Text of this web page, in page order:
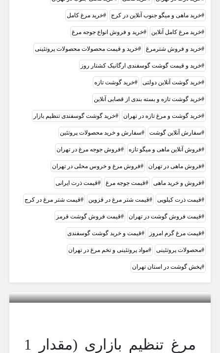
خرید ماهی و میگو جنوب آنلاین در کرج خرید مرغ کامل
خرید مرغ کامل آنلاین خرید و فروش انواع جوجه مرغ
خرید و فروش شترمرغ خرید و قیمت محصولات محصولات پروتئینی
خرید و قیمت گوشت گوسفندی ارگانیک کشتار روز
خرید گوشت آنلاین دولتی خرید گوشت تازه
خرید گوشت تازه و بسته بندی از قصابی آنلاین
خرید گوشت و مرغ تازه در تهران خرید گوشت گوسفندی تنظیم بازار
سفارش آنلاین گوشت سفارش و خرید محصولات پروتئین
فروش آنلاین ماهی و میگو تازه فروش جوجه مرغ در تهران
فروش ماهی در تهران فروش مرغ و خروس محلی در تهران
فروش و خرید ماهی قیمت جوجه مرغ قیمت ذرت ایرانی
قیمت ذرت کیلویی قیمت شتر مرغ در قزوین قیمت شتر مرغ در کرج
قیمت فروش گوشت در تهران قیمت فروش گوشت قرمز
قیمت مرغ گرم امروز قیمت و خرید گوشت گوسفندی
محصولات پروتئینی مواد پروتئینی و تخم مرغ در تهران
پخش گوشت در استان تهران
مرغ تنظیم بازاری (مقدار 1